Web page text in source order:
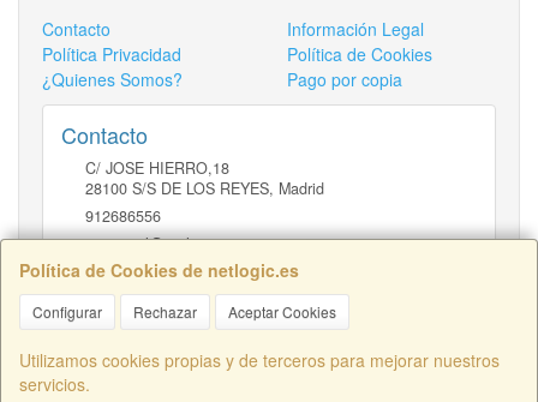
Política de Cookies de netlogic.es
Configurar Rechazar Aceptar Cookies
Utilizamos cookies propias y de terceros para mejorar nuestros
servicios.
Contacto
Información Legal
Política Privacidad
Política de Cookies
¿Quienes Somos?
Pago por copia
Contacto
C/ JOSE HIERRO,18
28100 S/S DE LOS REYES, Madrid
912686556
comercial@netlogic.es
Horario
DE 9 A 14H Y DE 16 A 20H